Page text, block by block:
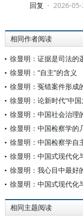
回复 · 2026-
相同作者阅读
徐显明：证据是司法的
徐显明：“自主”的含义
徐显明：冤错案件形
徐显明：论新时代“中
徐显明：中国社会治理
徐显明：中国检察学的
徐显明：中国检察学自
徐显明：中国式现代化
徐显明：我心目中最好
徐显明：中国式现代化
相同主题阅读